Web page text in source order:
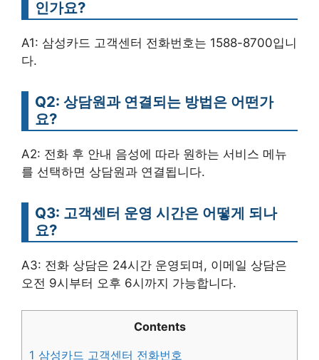
인가요?
A1: 삼성카드 고객센터 전화번호는 1588-8700입니
다.
Q2: 상담원과 연결되는 방법은 어떤가
요?
A2: 전화 후 안내 음성에 따라 원하는 서비스 메뉴
를 선택하면 상담원과 연결됩니다.
Q3: 고객센터 운영 시간은 어떻게 되나
요?
A3: 전화 상담은 24시간 운영되며, 이메일 상담은
오전 9시부터 오후 6시까지 가능합니다.
Contents
1 삼성카드 고객센터 전화번호